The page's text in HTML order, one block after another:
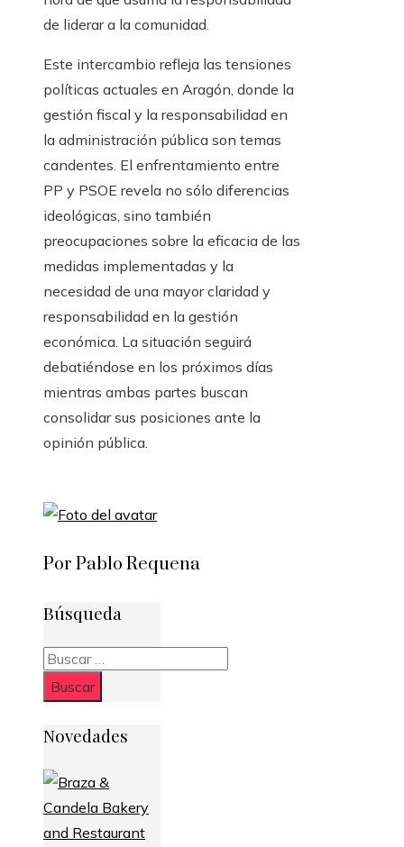
de liderar a la comunidad.
Este intercambio refleja las tensiones
políticas actuales en Aragón, donde la
gestión fiscal y la responsabilidad en
la administración pública son temas
candentes. El enfrentamiento entre
PP y PSOE revela no sólo diferencias
ideológicas, sino también
preocupaciones sobre la eficacia de las
medidas implementadas y la
necesidad de una mayor claridad y
responsabilidad en la gestión
económica. La situación seguirá
debatiéndose en los próximos días
mientras ambas partes buscan
consolidar sus posiciones ante la
opinión pública.
Por Pablo Requena
Búsqueda
Buscar:
Novedades